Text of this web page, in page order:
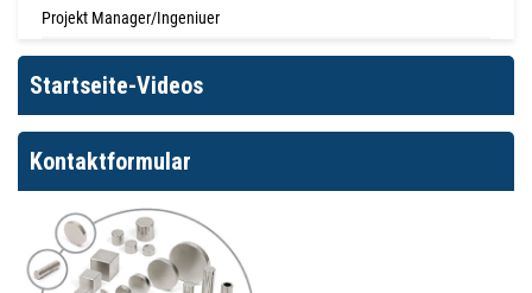
Projekt Manager/Ingeniuer
Startseite-Videos
Kontaktformular